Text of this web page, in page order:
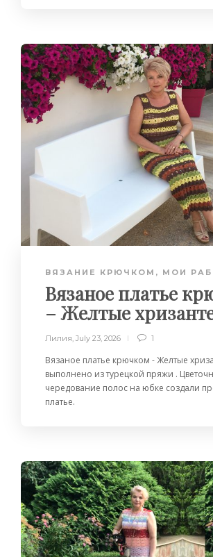
ВЯЗАНИЕ КРЮЧКОМ , МОИ
Вязаное платье
– Желтые
Лилия July 23, 2026 1
Вязаное платье крючком - Желтые
выполнено из турецкой пряжи .
чередование полос на юбке создали
платье.